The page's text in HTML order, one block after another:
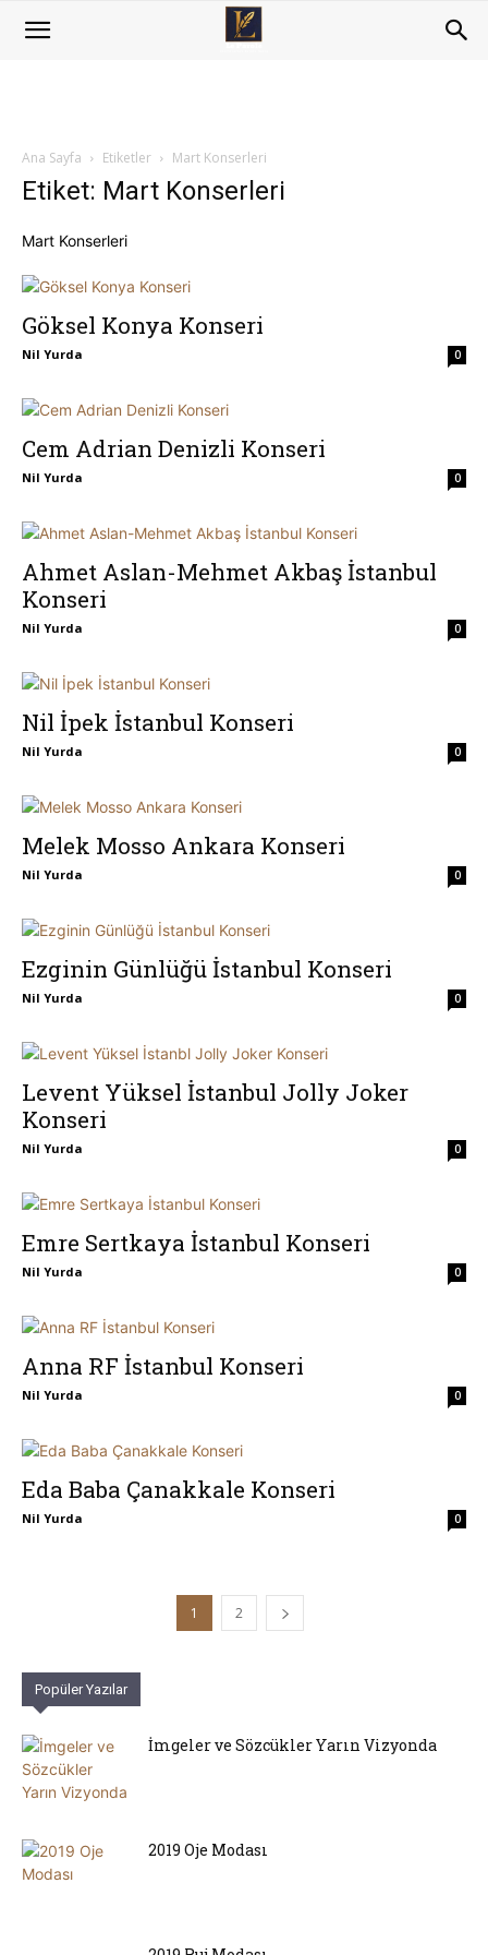
Ana Sayfa Etiketler Mart Konserleri
Etiket: Mart Konserleri
Mart Konserleri
Göksel Konya Konseri
Nil Yurda 0
Cem Adrian Denizli Konseri
Nil Yurda 0
Ahmet Aslan-Mehmet Akbaş İstanbul
Konseri
Nil Yurda 0
Nil İpek İstanbul Konseri
Nil Yurda 0
Melek Mosso Ankara Konseri
Nil Yurda 0
Ezginin Günlüğü İstanbul Konseri
Nil Yurda 0
Levent Yüksel İstanbul Jolly Joker
Konseri
Nil Yurda 0
Emre Sertkaya İstanbul Konseri
Nil Yurda 0
Anna RF İstanbul Konseri
Nil Yurda 0
Eda Baba Çanakkale Konseri
Nil Yurda 0
1 2
Popüler Yazılar
İmgeler ve Sözcükler Yarın Vizyonda
2019 Oje Modası